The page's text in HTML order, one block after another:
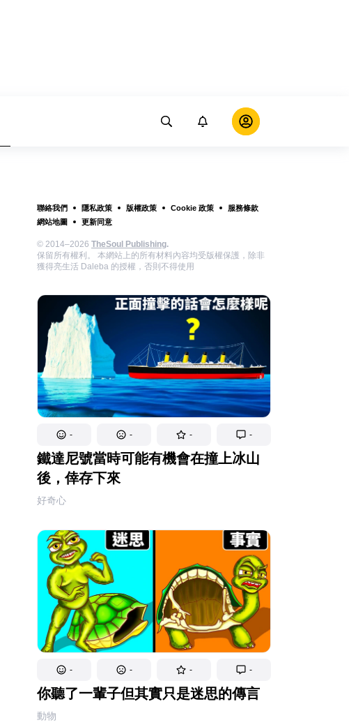
聯絡我們 隱私政策 版權政策 Cookie 政策
服務條款
網站地圖
更新同意
© 2014–2026 TheSoul Publishing.
保留所有權利。 本網站上的所有材料內容均受版權保護，除非
獲得亮生活 Daleba 的授權，否則不得使用
- - - -
鐵達尼號當時可能有機會在撞上冰山
後，倖存下來
好奇心
- - - -
你聽了一輩子但其實只是迷思的傳言
動物